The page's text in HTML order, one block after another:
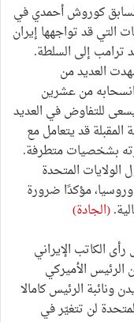
كوروش أحمدي في
التي قد تواجهها إيران
ترامب إلى السلطة.
العديد من
انسحابه من عشرين
للتفاوض في العديد
المقبلة قد يتعامل مع
بشخصيات متطرفة.
المتحدة
مؤكدًا ضرورة
(الجادة)
الكاتب الإيراني
الرئيس الأميركي
ونائبة الرئيس كامالا
لن تتغيّر في